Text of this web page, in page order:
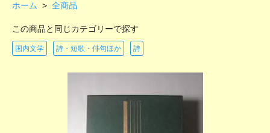
ホーム > 全商品
この商品と同じカテゴリーで探す
国内文学 詩・短歌・俳句ほか 詩